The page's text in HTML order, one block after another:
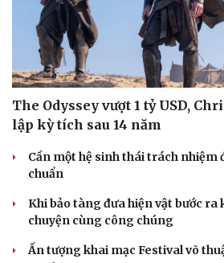
The Odyssey vượt 1 tỷ USD,
lập kỳ tích sau 14 năm
Cần một hệ sinh thái trách nhiệm
chuẩn
Khi bảo tàng đưa hiện vật bước
chuyện cùng công chúng
Ấn tượng khai mạc Festival võ